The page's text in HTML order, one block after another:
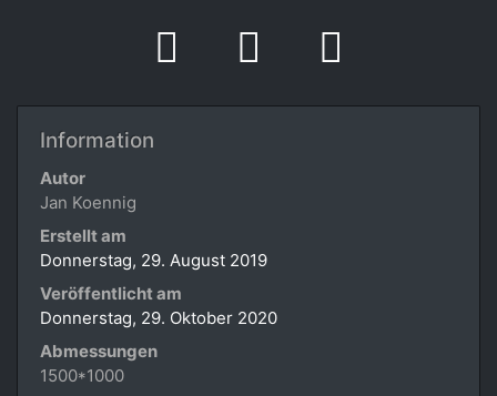
Information
Autor
Jan Koennig
Erstellt am
Donnerstag, 29. August 2019
Veröffentlicht am
Donnerstag, 29. Oktober 2020
Abmessungen
1500*1000